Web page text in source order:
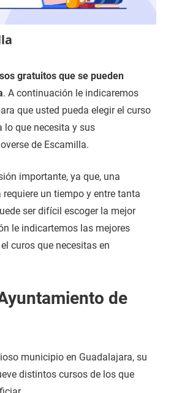
gratuitos que se pueden
. A continuación le indicaremos
que usted pueda elegir el curso
lo que necesita y sus
de Escamilla.
importante, ya que, una
un tiempo y entre tanta
ser difícil escoger la mejor
le indicartemos las mejores
curos que necesitas en
de
municipio en Guadalajara, su
distintos cursos de los que